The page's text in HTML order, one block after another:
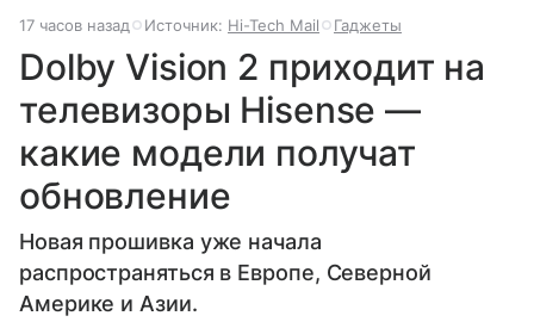
17 часов назад Источник: Hi-Tech Mail Гаджеты
Dolby Vision 2 приходит на
телевизоры Hisense —
какие модели получат
обновление
Новая прошивка уже начала
распространяться в Европе, Северной
Америке и Азии.